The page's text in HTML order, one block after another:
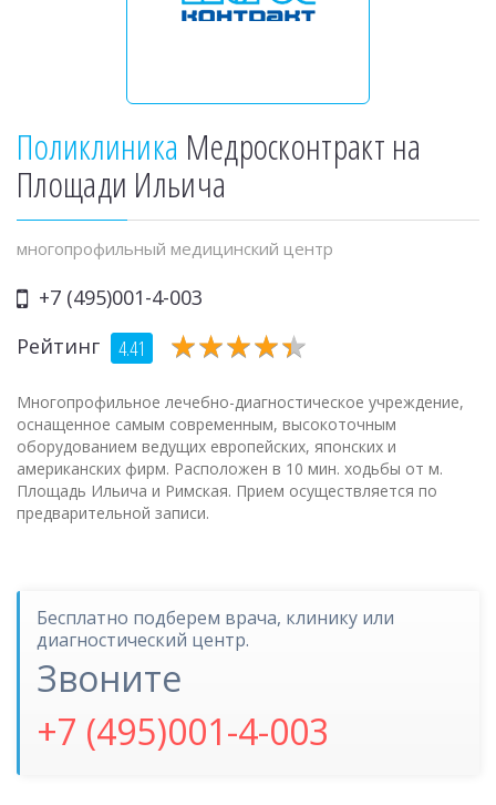
Поликлиника Медросконтракт на
Площади Ильича
многопрофильный медицинский центр
+7 (495)001-4-003
Рейтинг
4.41 ★★★★★
★★★★★
Многопрофильное лечебно-диагностическое учреждение,
оснащенное самым современным, высокоточным
оборудованием ведущих европейских, японских и
американских фирм. Расположен в 10 мин. ходьбы от м.
Площадь Ильича и Римская. Прием осуществляется по
предварительной записи.
Бесплатно подберем врача, клинику или
диагностический центр.
Звоните
+7 (495)001-4-003